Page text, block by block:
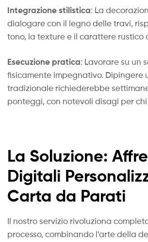
Integrazione stilistica: La
dialogare con il legno delle travi,
tono, la texture e il carattere rustico
Esecuzione pratica: Lavorare su un
fisicamente impegnativo. Dipingere
tradizionale richiederebbe
ponteggi, con notevoli disagi per
La Soluzione:
Digitali
Carta da Parati
Il nostro servizio rivoluziona
processo, combinando l’arte della